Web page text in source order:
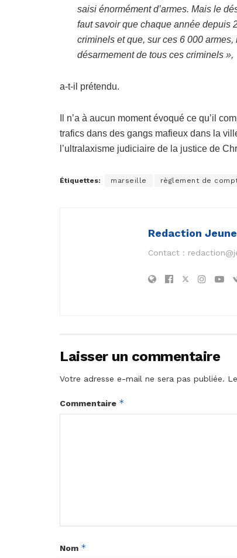
saisi énormément d’armes. Mais le
faut savoir que chaque année depuis
criminels et que, sur ces 6 000
désarmement de tous ces criminels »,
a-t-il prétendu.
Il n’a à aucun moment évoqué ce qu’il
trafics dans des gangs mafieux dans la
l’ultralaxisme judiciaire de la justice de
Étiquettes: marseille règlement de
Redaction
Contact :
Laisser un commentaire
Votre adresse e-mail ne sera pas publiée.
Commentaire *
Nom *